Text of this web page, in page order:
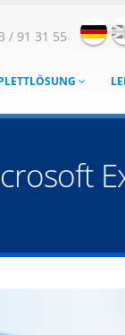
/ 91 31 55